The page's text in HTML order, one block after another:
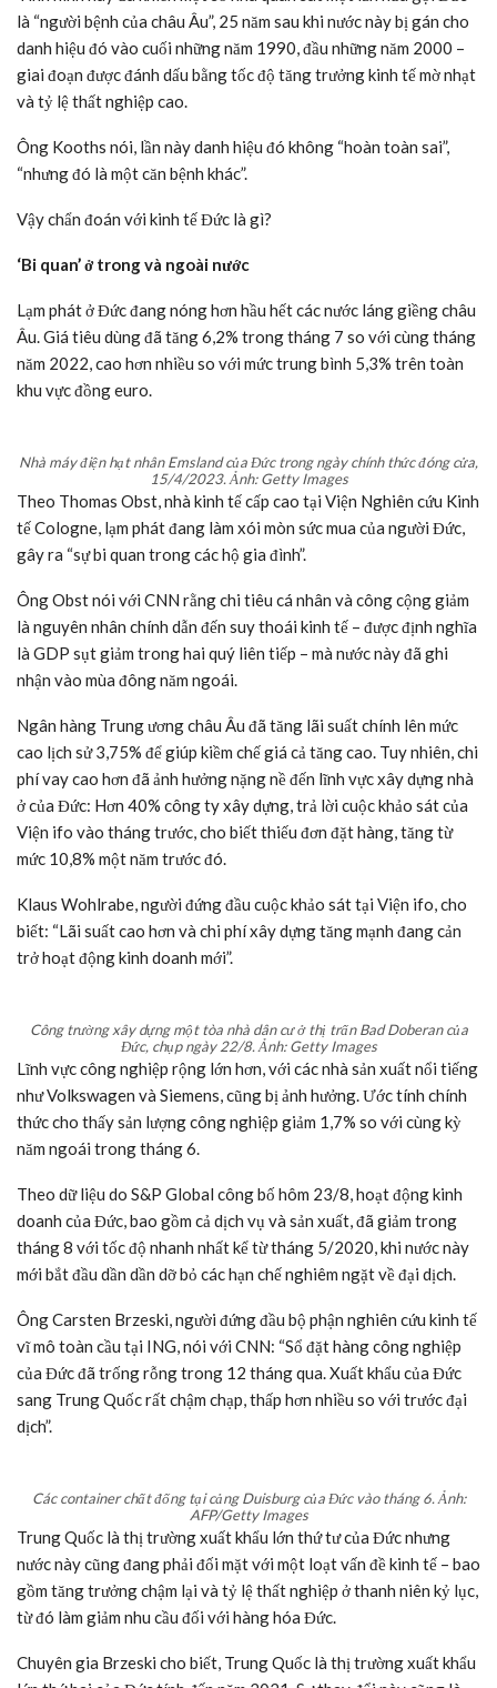
là “người bệnh của châu Âu”, 25 năm sau khi nước này bị gán cho
danh hiệu đó vào cuối những năm 1990, đầu những năm 2000 –
giai đoạn được đánh dấu bằng tốc độ tăng trưởng kinh tế mờ nhạt
và tỷ lệ thất nghiệp cao.
Ông Kooths nói, lần này danh hiệu đó không “hoàn toàn sai”,
“nhưng đó là một căn bệnh khác”.
Vậy chẩn đoán với kinh tế Đức là gì?
‘Bi quan’ ở trong và ngoài nước
Lạm phát ở Đức đang nóng hơn hầu hết các nước láng giềng châu
Âu. Giá tiêu dùng đã tăng 6,2% trong tháng 7 so với cùng tháng
năm 2022, cao hơn nhiều so với mức trung bình 5,3% trên toàn
khu vực đồng euro.
Nhà máy điện hạt nhân Emsland của Đức trong ngày chính thức đóng cửa,
15/4/2023. Ảnh: Getty Images
Theo Thomas Obst, nhà kinh tế cấp cao tại Viện Nghiên cứu Kinh
tế Cologne, lạm phát đang làm xói mòn sức mua của người Đức,
gây ra “sự bi quan trong các hộ gia đình”.
là nguyên nhân chính dẫn đến suy thoái kinh tế – được định nghĩa
là GDP sụt giảm trong hai quý liên tiếp – mà nước này đã ghi
nhận vào mùa đông năm ngoái.
cao lịch sử 3,75% để giúp kiềm chế giá cả tăng cao. Tuy nhiên, chi
phí vay cao hơn đã ảnh hưởng nặng nề đến lĩnh vực xây dựng nhà
ở của Đức: Hơn 40% công ty xây dựng, trả lời cuộc khảo sát của
Viện ifo vào tháng trước, cho biết thiếu đơn đặt hàng, tăng từ
mức 10,8% một năm trước đó.
Klaus Wohlrabe, người đứng đầu cuộc khảo sát tại Viện ifo, cho
biết: “Lãi suất cao hơn và chi phí xây dựng tăng mạnh đang cản
trở hoạt động kinh doanh mới”.
Công trường xây dựng một tòa nhà dân cư ở thị trấn Bad Doberan của
Đức, chụp ngày 22/8. Ảnh: Getty Images
Lĩnh vực công nghiệp rộng lớn hơn, với các nhà sản xuất nổi tiếng
thức cho thấy sản lượng công nghiệp giảm 1,7% so với cùng kỳ